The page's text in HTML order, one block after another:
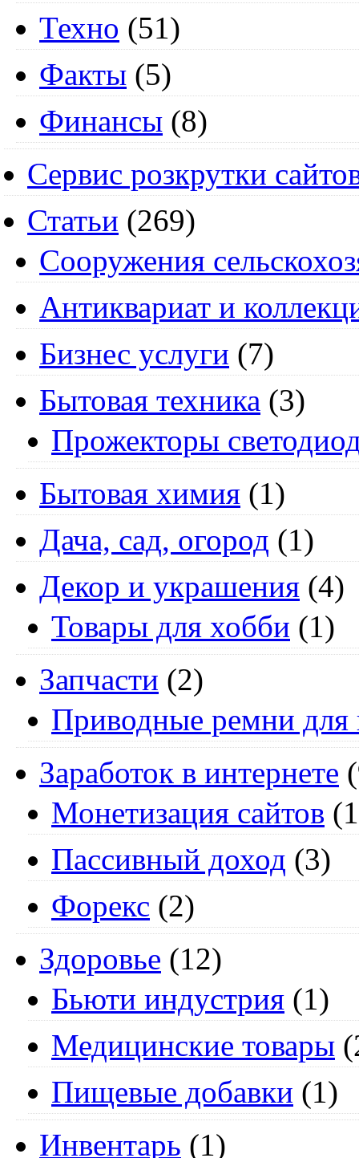
Техно (51)
Факты (5)
Финансы (8)
Сервис розкрутки
Статьи (269)
Cооружения
Антиквариат и
Бизнес услуги (7)
Бытовая техника (3)
Прожекторы
Бытовая химия (1)
Дача, сад, огород (1)
Декор и украшения (4)
Товары для хобби (1)
Запчасти (2)
Приводные ремни для
Заработок в интернете
Монетизация сайтов
Пассивный доход (3)
Форекс (2)
Здоровье (12)
Бьюти индустрия (1)
Медицинские товары
Пищевые добавки (1)
Инвентарь (1)